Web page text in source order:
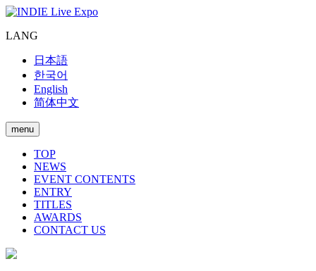
LANG
日本語
한국어
English
简体中文
menu
TOP
NEWS
EVENT CONTENTS
ENTRY
TITLES
AWARDS
CONTACT US